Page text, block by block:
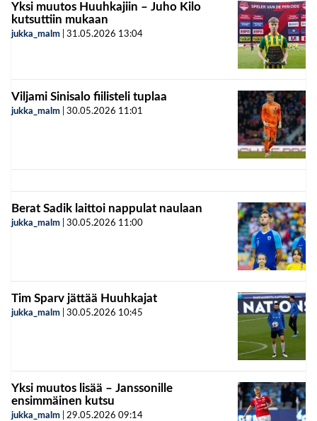
Yksi muutos Huuhkajiin – Juho Kilo
kutsuttiin mukaan
jukka_malm 31.05.2026 13:04
Viljami Sinisalo fiilisteli tuplaa
jukka_malm 30.05.2026 11:01
Berat Sadik laittoi nappulat naulaan
jukka_malm 30.05.2026 11:00
Tim Sparv jättää Huuhkajat
jukka_malm 30.05.2026 10:45
Yksi muutos lisää – Janssonille
ensimmäinen kutsu
jukka_malm 29.05.2026 09:14